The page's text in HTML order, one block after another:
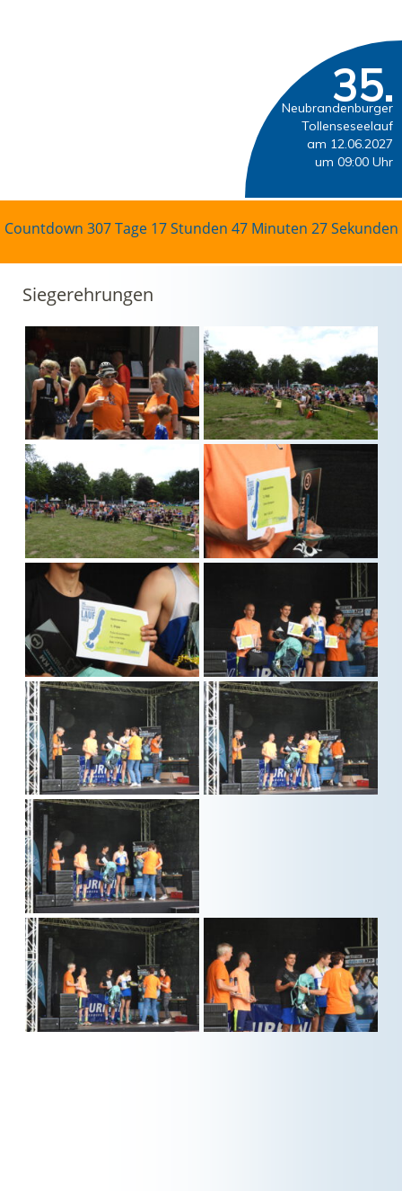
35.
Neubrandenburger
Tollenseseelauf
am 12.06.2027
um 09:00 Uhr
Countdown 307 Tage 17 Stunden 47 Minuten 26 Sekunden
Siegerehrungen